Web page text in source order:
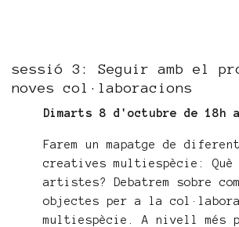
sessió 3: Seguir amb el
noves col·laboracions
Dimarts 8 d'octubre de 18h
Farem un mapatge de
creatives multiespècie:
artistes? Debatrem sobre
objectes per a la
multiespècie. A nivell més